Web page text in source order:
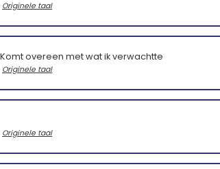
Originele taal
overeen met wat ik verwachtte
Originele taal
Originele taal